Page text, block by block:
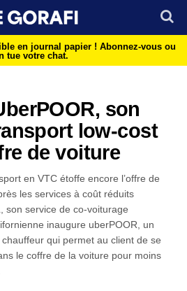
en journal papier ! Abonnez-vous ou
tue votre chat.
son
low-cost
de voiture
en VTC étoffe encore l’offre de
les services à coût réduits
son service de co-voiturage
inaugure uberPOOR, un
qui permet au client de se
le coffre de la voiture pour moins